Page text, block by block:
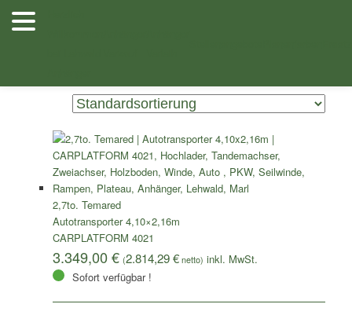
Zum
Inhalt
Zum
sekundären
Shop
2,7to. Temared
Autotransporter 4,10×2,16m
CARPLATFORM 4021
3.349,00€ (2.814,29€netto)
Sofort verfügbar !